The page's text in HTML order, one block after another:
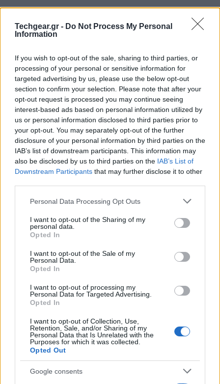
Techgear.gr - Do Not Process My Personal
Information
If you wish to opt-out of the sale, sharing to third parties, or
processing of your personal or sensitive information for
targeted advertising by us, please use the below opt-out
section to confirm your selection. Please note that after your
opt-out request is processed you may continue seeing
interest-based ads based on personal information utilized by
us or personal information disclosed to third parties prior to
your opt-out. You may separately opt-out of the further
disclosure of your personal information by third parties on the
IAB’s list of downstream participants. This information may
also be disclosed by us to third parties on the IAB’s List of
Downstream Participants that may further disclose it to other
Please note that this website/app uses one or more Google
not limited to your visit or usage behaviour. You may click to
grant or deny consent to Google and its third-party tags to
use your data for below specified purposes in below Google
consent section.
Personal Data Processing Opt Outs
I want to opt-out of the Sharing of my
personal data.
Opted In
I want to opt-out of the Sale of my
Personal Data.
Opted In
I want to opt-out of processing my
Personal Data for Targeted Advertising.
Opted In
I want to opt-out of Collection, Use,
Retention, Sale, and/or Sharing of my
Personal Data that Is Unrelated with the
Purposes for which it was collected.
Opted Out
Google consents
Βέβαια, η κυκλοφορία της αφορά μόνο τις ΗΠΑ, αλλά
επιβεβαίωσε τη δημιουργία ανάλογων αποκλειστικών
εφημερίδων και για τα υπόλοιπα tablets, οπότε είναι
Neowin ]
Techgear.gr στο Google
Newsγια να
ενημερώνεστε άμεσα